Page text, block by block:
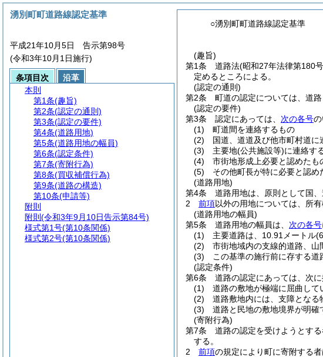
○湧別町町道路線認定基準
(趣旨)
第1条
道路法(昭和27年法律第180
定めるところによる。
(認定の通則)
第2条
町道の認定については、道
(認定の要件)
第3条
認定にあっては、 次の各号
(1)
町道間を連絡するもの
(2)
国道、道道及び他市町村道に
(3)
主要地(公共施設等)に連絡す
(4)
市街地形成上必要と認めたも
(5)
その他町長が特に必要と認め
(道路用地)
第4条
道路用地は、原則として国、
2
前項以外の用地については、所
(道路用地の幅員)
第5条
道路用地の幅員は、 次の各号
(1)
主要道路は、10.91メートル
(2)
市街地域内の支線的道路、
(3)
この基準の施行前に存する道
(認定条件)
第6条
道路の認定にあっては、次
(1)
道路の敷地が極端に屈曲して
(2)
道路敷地内には、支障となる
(3)
道路と民地の敷地境界が明確
(寄附行為)
第7条
道路の認定を受けようとす
する。
2
前項の規定により町に寄附する者
湧別町町道路線認定基準
平成21年10月5日 告示第98号
(令和3年10月1日施行)
条項目次
沿革
本則
第1条(趣旨)
第2条(認定の通則)
第3条(認定の要件)
第4条(道路用地)
第5条(道路用地の幅員)
第6条(認定条件)
第7条(寄附行為)
第8条(買収補償行為)
第9条(道路の構造)
第10条(申請等)
附則
附則 (令和3年9月10日告示第84号)
様式第1号(第10条関係)
様式第2号(第10条関係)